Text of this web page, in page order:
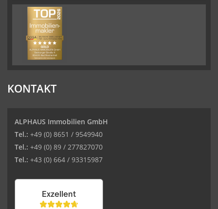
KONTAKT
ALPHAUS Immobilien GmbH
Tel.: +49 (0) 8651 / 9549940
Tel.: +49 (0) 89 / 277827070
Tel.: +43 (0) 664 / 93315987